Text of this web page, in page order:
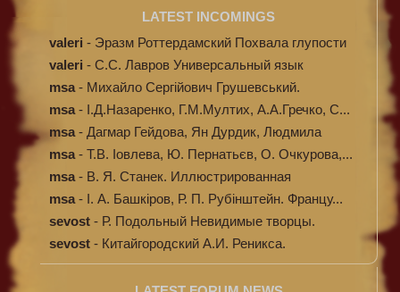
LATEST INCOMINGS
valeri - Эразм Роттердамский Похвала глупости
valeri - C.С. Лавров Универсальный язык
программи...
msa - Михайло Сергійович Грушевський.
Ілюстров...
msa - І.Д.Назаренко, Г.М.Мултих, А.А.Гречко, С...
msa - Дагмар Гейдова, Ян Дурдик, Людмила
Кибал...
msa - Т.В. Іовлева, Ю. Пернатьєв, О. Очкурова,...
msa - В. Я. Станек. Иллюстрированная
энциклопе...
msa - І. А. Башкіров, Р. П. Рубінштейн. Францу...
sevost - Р. Подольный Невидимые творцы.
sevost - Китайгородский А.И. Реникса.